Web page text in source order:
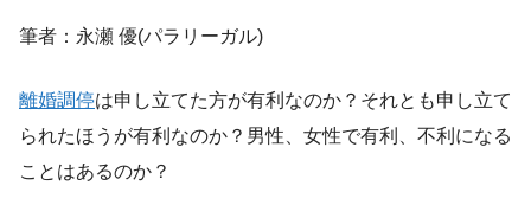
筆者：永瀬 優(パラリーガル)
離婚調停は申し立てた方が有利なのか？それとも申し立て
られたほうが有利なのか？男性、女性で有利、不利になる
ことはあるのか？